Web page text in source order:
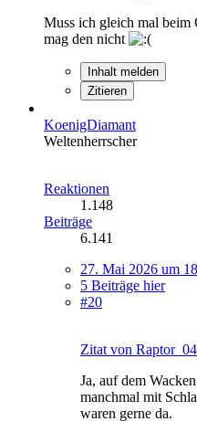
Muss ich gleich mal
mag den nicht
Inhalt melden
Zitieren
KoenigDiamant
Weltenherrscher
Reaktionen
1.148
Beiträge
6.141
27. Mai 2026 um
5 Beiträge hier
#20
Zitat von
Ja, auf dem
manchmal mit
waren gerne da.